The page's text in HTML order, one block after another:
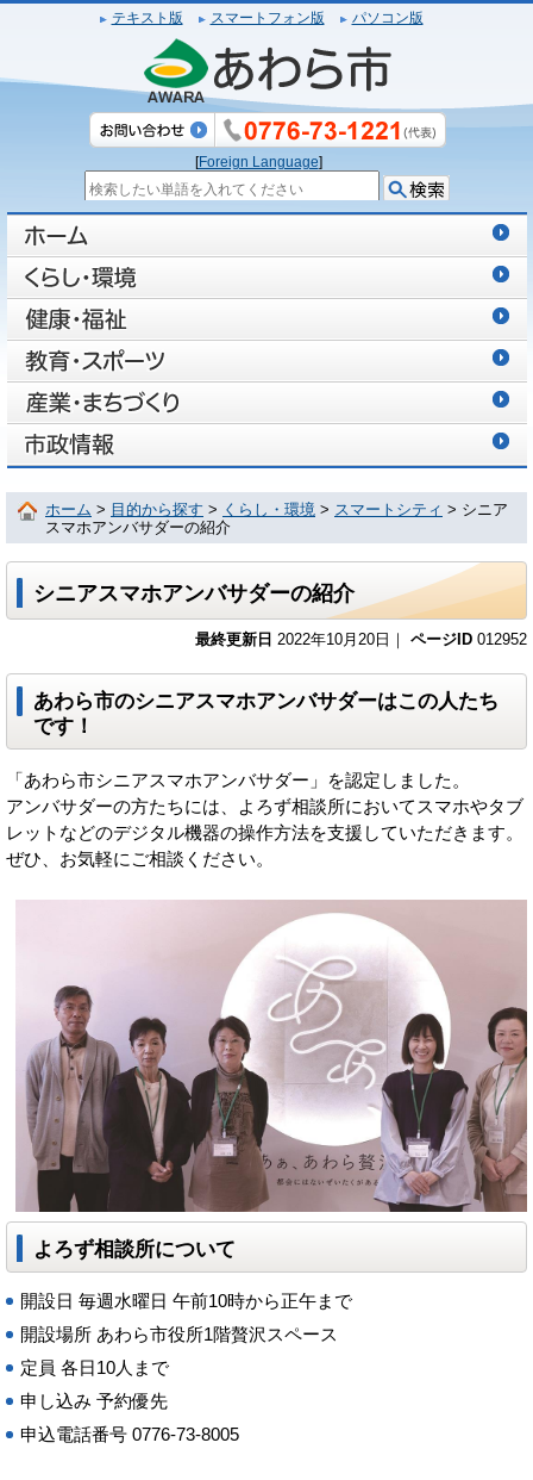
テキスト版 スマートフォン版 パソコン版
[Foreign Language]
ホーム > 目的から探す > くらし・環境 > スマートシティ > シニア
スマホアンバサダーの紹介
シニアスマホアンバサダーの紹介
最終更新日 2022年10月20日｜ ページID 012952
あわら市のシニアスマホアンバサダーはこの人たち
です！
「あわら市シニアスマホアンバサダー」を認定しました。
アンバサダーの方たちには、よろず相談所においてスマホやタブ
レットなどのデジタル機器の操作方法を支援していただきます。
ぜひ、お気軽にご相談ください。
よろず相談所について
開設日 毎週水曜日 午前10時から正午まで
開設場所 あわら市役所1階贅沢スペース
定員 各日10人まで
申し込み 予約優先
申込電話番号 0776-73-8005